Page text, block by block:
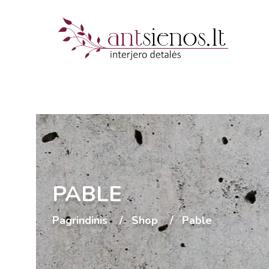
PABLE
Pagrindinis Shop Pable